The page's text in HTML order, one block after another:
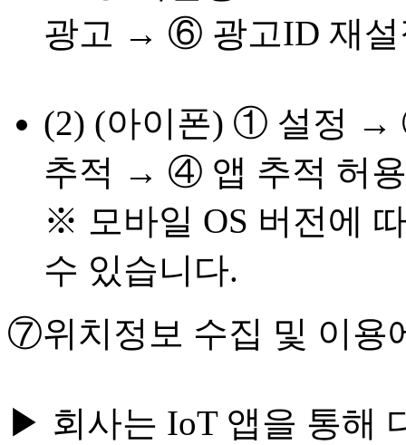
광고 → ⑥ 광고ID 재설
(2) (아이폰) ① 설정
추적 → ④ 앱 추적 허
※ 모바일 OS 버전에
수 있습니다.
⑦위치정보 수집 및 이용
▶ 회사는 IoT 앱을 통해